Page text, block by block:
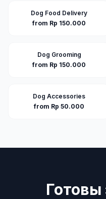
Dog Food Delivery
from Rp 150.000
Dog Grooming
from Rp 150.000
Dog Accessories
from Rp 50.000
Готовы